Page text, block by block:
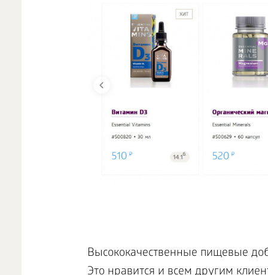
Высококачественные пищевые
Это нравится и всем другим